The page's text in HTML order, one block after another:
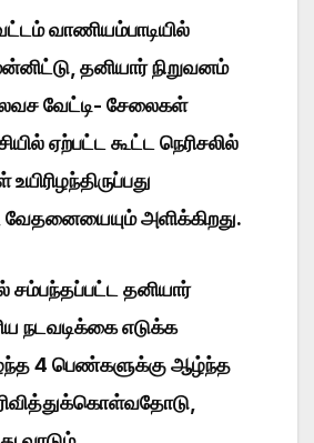
வாணியம்பாடியில்
தனியார் நிறுவனம்
வேட்டி- சேலைகள்
ஏற்பட்ட கூட்ட நெரிசலில்
வேதனையையும் அளிக்கிறது.
சம்பந்தப்பட்ட தனியார்
நடவடிக்கை எடுக்க
4 பெண்களுக்கு ஆழ்ந்த